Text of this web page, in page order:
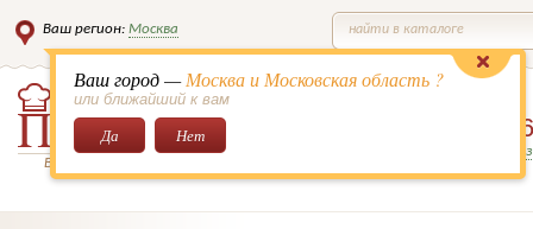
Ваш регион: Москва
Ваш город —Москва и Московская область ?
или ближайший к вам
Да Нет
найти в каталоге
Всё для кондитеров и поваров!
649-
Заказать обратный